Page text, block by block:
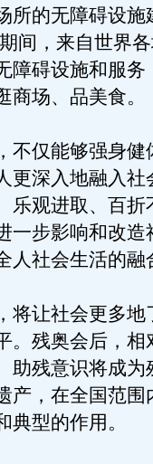
所的无障碍设施
间，来自世界
障碍设施和服务
场、品美食。
仅能够强身健
更深入地融入社
乐观进取、百折
一步影响和改造
人社会生活的融
让社会更多地
。残奥会后，相
助残意识将成为
产，在全国范围
型的作用。